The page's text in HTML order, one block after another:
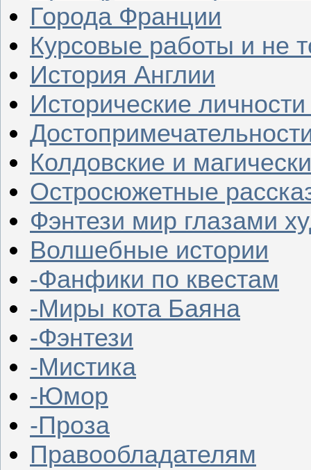
Города Франции
Курсовые работы и не
История Англии
Исторические
Колдовские и
Остросюжетные
Фэнтези мир глазами
Волшебные истории
-Фанфики по квестам
-Миры кота Баяна
-Фэнтези
-Мистика
-Юмор
-Проза
Правообладателям